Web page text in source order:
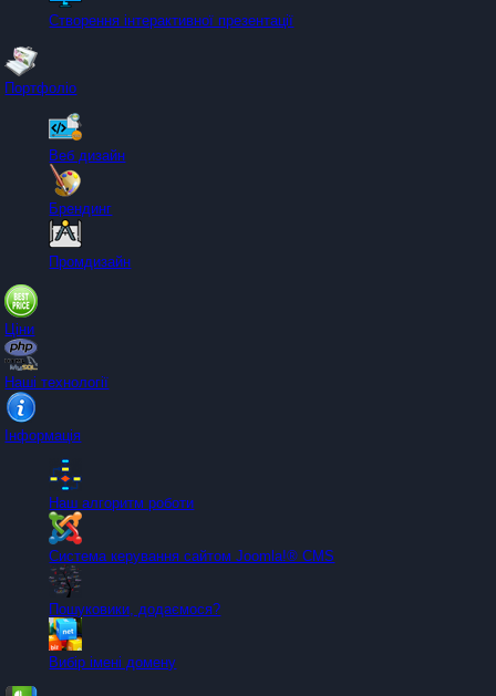
Створення інтерактивної презентації
Портфоліо
Веб дизайн
Брендинг
Промдизайн
Ціни
Наші технології
Інформація
Наш алгоритм роботи
Система керування сайтом Joomla!® CMS
Пошуковики, додаємося?
Вибір імені домену